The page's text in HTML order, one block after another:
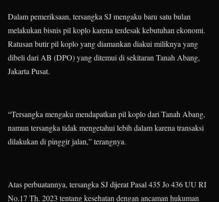
Dalam pemeriksaan, tersangka SJ mengaku baru satu bulan
melakukan bisnis pil koplo karena terdesak kebutuhan ekonomi.
Ratusan butir pil koplo yang diamankan diakui miliknya yang
dibeli dari AB (DPO) yang ditemui di sekitaran Tanah Abang,
Jakarta Pusat.
“Tersangka mengaku mendapatkan pil koplo dari Tanah Abang,
namun tersangka tidak mengetahui lebih dalam karena transaksi
dilakukan di pinggir jalan,” terangnya.
Atas perbuatannya, tersangka SJ dijerat Pasal 435 Jo 436 UU RI
No.17 Th. 2023 tentang kesehatan dengan ancaman hukuman